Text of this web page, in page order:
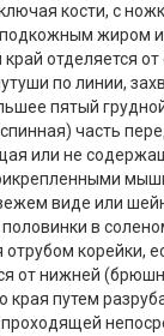
кости, с
жиром
отделяется от
по линии,
пятый
часть
или не
виде или
в
отрубом корейки,
от нижней
края путем